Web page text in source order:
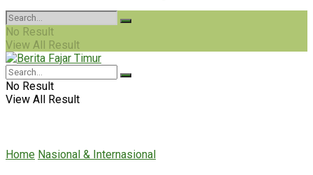
No Result
View All Result
No Result
View All Result
Home Nasional & Internasional